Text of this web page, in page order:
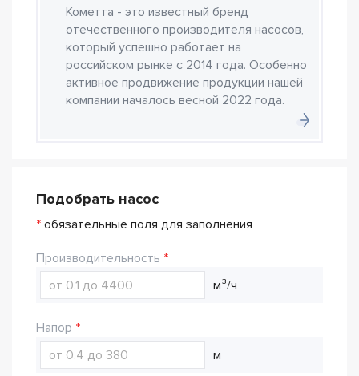
Кометта - это известный бренд
отечественного производителя насосов,
который успешно работает на
российском рынке с 2014 года. Особенно
активное продвижение продукции нашей
компании началось весной 2022 года.
Подобрать насос
* обязательные поля для заполнения
Производительность
м³/ч
Напор
м